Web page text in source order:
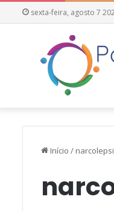
sexta-feira, agosto 7
Início /